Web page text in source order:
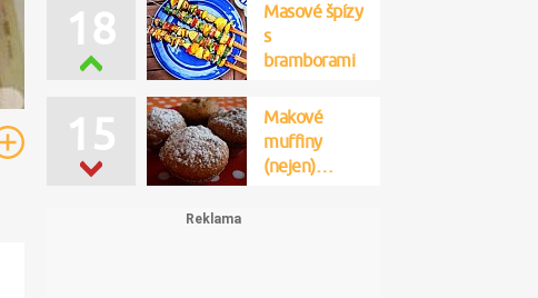
15
Makové
muffiny
(nejen)…
18
Masové špízy
s
bramborami